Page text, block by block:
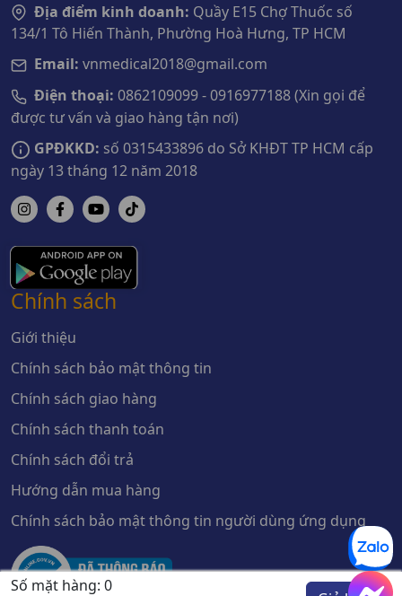
Số mặt hàng: 0
Địa điểm kinh doanh: Quầy E15 Chợ Thuốc số
134/1 Tô Hiến Thành, Phường Hoà Hưng, TP HCM
Email: vnmedical2018@gmail.com
Điện thoại: 0862109099 - 0916977188 (Xin gọi để
được tư vấn và giao hàng tận nơi)
GPĐKKD: số 0315433896 do Sở KHĐT TP HCM cấp
ngày 13 tháng 12 năm 2018
Chính sách
Giới thiệu
Chính sách bảo mật thông tin
Chính sách giao hàng
Chính sách thanh toán
Chính sách đổi trả
Hướng dẫn mua hàng
Chính sách bảo mật thông tin người dùng ứng dụng